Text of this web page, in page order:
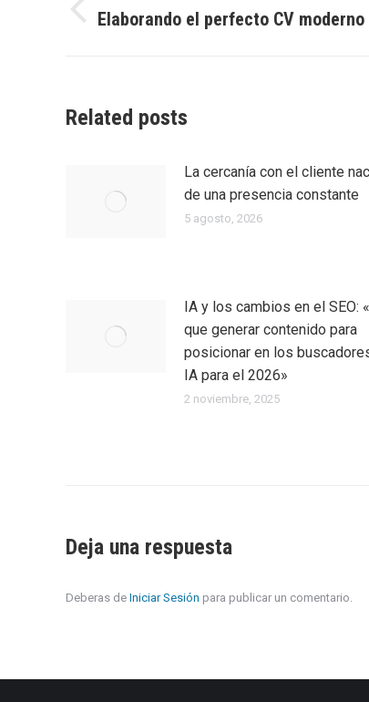
entre
Entrada
Elaborando el perfecto CV
Related posts
La cercanía con el cliente
de una presencia constante
5 agosto, 2026
IA y los cambios en el SEO:
que generar contenido para
posicionar en los
IA para el 2026»
2 noviembre, 2025
Deja una respuesta
Deberas de Iniciar Sesión para publicar un comentario.